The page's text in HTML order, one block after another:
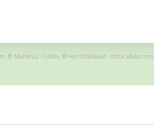
© MasterLu - Fotolia, ©HeinzWaldukat -